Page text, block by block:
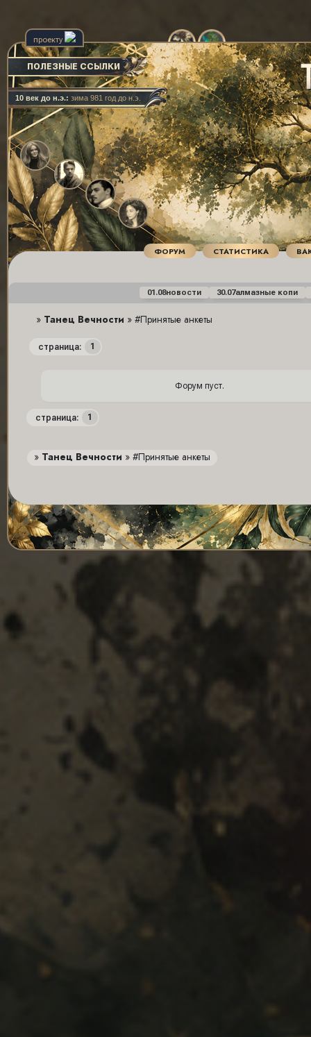
01.08новости 30.07алмазные копи
ПОЛЕЗНЫЕ ССЫЛКИ
10 век до н.э.: зима 981 год до н.э.
проекту
ФОРУМ СТАТИСТИКА
» Танец Вечности » #Принятые анкеты
страница: 1
Форум пуст.
страница: 1
» Танец Вечности » #Принятые анкеты